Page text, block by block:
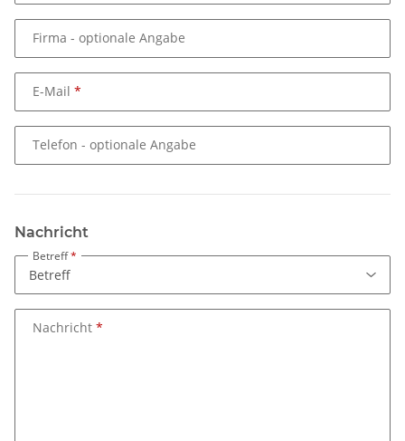
Firma - optionale Angabe
E-Mail
Telefon - optionale Angabe
Nachricht
Betreff
Nachricht